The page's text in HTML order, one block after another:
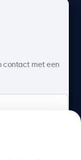
contact met een